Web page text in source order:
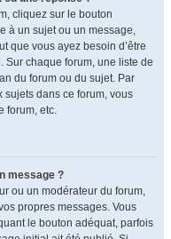
cliquez sur le bouton
à un sujet ou un message,
que vous ayez besoin d’être
Sur chaque forum, une liste de
du forum ou du sujet. Par
dans ce forum, vous
forum, etc.
message ?
ou un modérateur du forum,
propres messages. Vous
le bouton adéquat, parfois